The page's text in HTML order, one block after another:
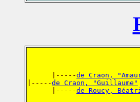
      |-----
de Craon,
|-----de Craon, "Guillaume"
      |-----
de Roucy,